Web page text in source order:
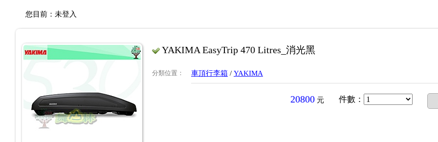
您目前： 未登入
YAKIMA EasyTrip 470 Litres_消光黑
分類位置 ： 車頂行李箱 / YAKIMA
20800 元 件數 ：